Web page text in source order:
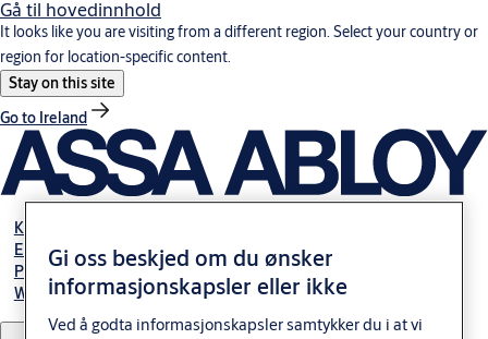
Gå til hovedinnhold
It looks like you are visiting from a different region. Select your country or
region for location-specific content.
Stay on this site
Go to Ireland
Karriere
Elektromekaniske guider
Partner Area
Webshop
Gi oss beskjed om du ønsker
informasjonskapsler eller ikke
Ved å godta informasjonskapsler samtykker du i at vi